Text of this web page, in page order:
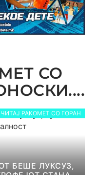
СО
ЧИТАЈ РАКОМЕТ СО ГОРАН
БЕШЕ ЛУКСУЗ,